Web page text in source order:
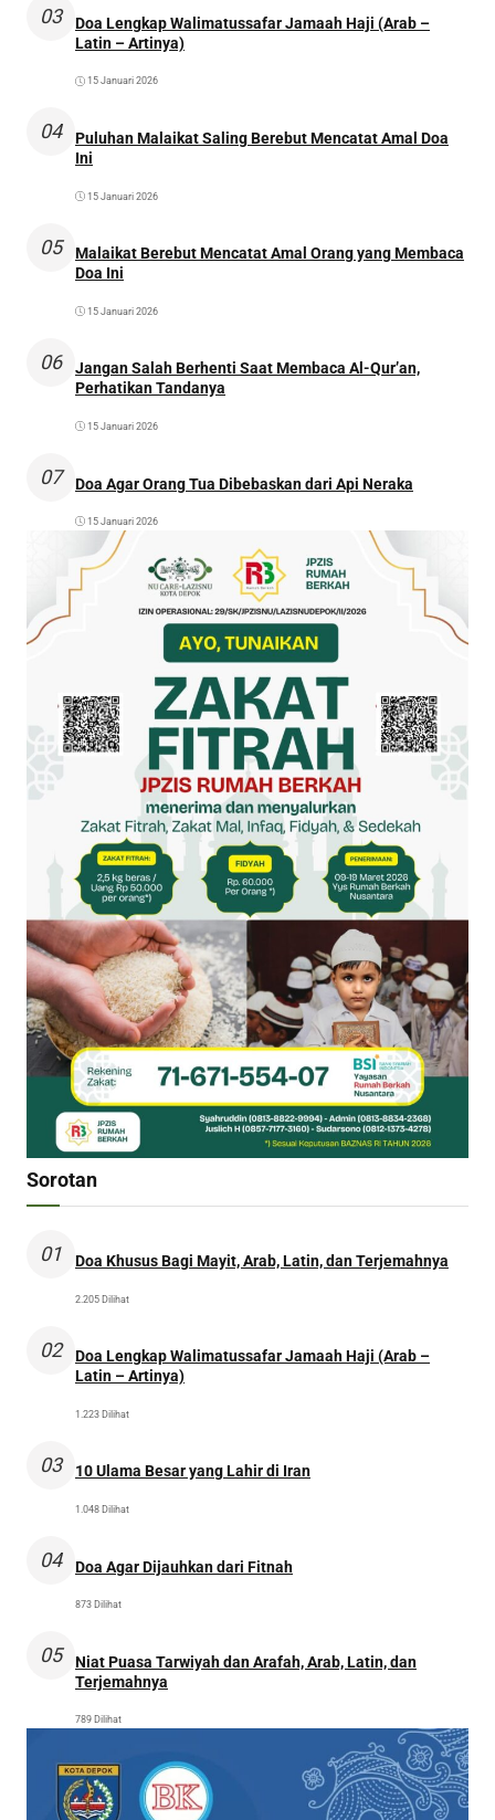
03
Doa Lengkap Walimatussafar Jamaah Haji (Arab –
Latin – Artinya)
15 Januari 2026
04
Puluhan Malaikat Saling Berebut Mencatat Amal Doa
Ini
15 Januari 2026
05
Malaikat Berebut Mencatat Amal Orang yang Membaca
Doa Ini
15 Januari 2026
06
Jangan Salah Berhenti Saat Membaca Al-Qur’an,
Perhatikan Tandanya
15 Januari 2026
07 Doa Agar Orang Tua Dibebaskan dari Api Neraka
15 Januari 2026
Sorotan
01 Doa Khusus Bagi Mayit, Arab, Latin, dan Terjemahnya
2.205 Dilihat
02
Doa Lengkap Walimatussafar Jamaah Haji (Arab –
Latin – Artinya)
1.223 Dilihat
03 10 Ulama Besar yang Lahir di Iran
1.048 Dilihat
04 Doa Agar Dijauhkan dari Fitnah
873 Dilihat
05
Niat Puasa Tarwiyah dan Arafah, Arab, Latin, dan
Terjemahnya
789 Dilihat